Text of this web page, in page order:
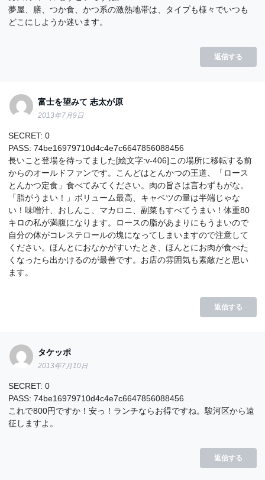
夢屋、膳、つか食、かつ系の激熱地帯は、タイプも様々でいつも
どこにしようか迷います。
返信する
富士を望みて 志太が原
2013年7月9日
SECRET: 0
PASS: 74be16979710d4c4e7c6647856088456
長いこと登場を待ってました[絵文字:v-406]この場所に移転する前
からのオールドファンです。こんどはとんかつの王道、「ロース
とんかつ定食」食べてみてください。肉の旨さは言わずもがな。
「脂がうまい！」ボリューム最高、キャベツの量は半端じゃな
い！味噌汁、おしんこ、マカロニ、副菜もすべてうまい！体重80
キロの私が満腹になります。ロースの脂があまりにもうまいので
自分の体がコレステロールの塊になってしまいますので注意して
ください。ほんとにおなかがすいたとき、ほんとにお肉が食べた
くなったら出かけるのが最善です。お店の雰囲気も素敵だと思い
ます。
返信する
タケッポ
2013年7月10日
SECRET: 0
PASS: 74be16979710d4c4e7c6647856088456
これで800円ですか！安っ！ランチならお得ですね。駿河区から遠
征しますよ。
返信する